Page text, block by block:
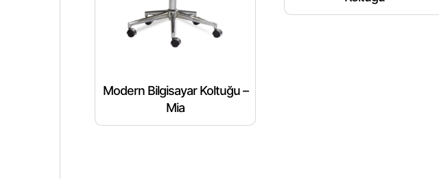
Modern Bilgisayar Koltuğu –
Mia